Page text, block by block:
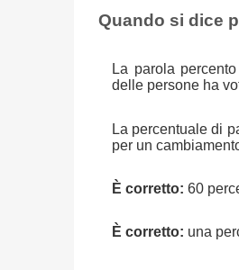
Quando si dice
La parola
delle persone ha
La percentuale di
per un
È corretto: 60
È corretto: una